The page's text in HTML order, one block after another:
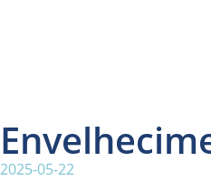
2025-05-22